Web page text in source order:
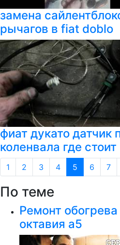
замена
рычагов в fiat doblo
фиат дукато датчик
коленвала где стоит
1 2 3 4 5 6 7
По теме
Ремонт
октавия а5